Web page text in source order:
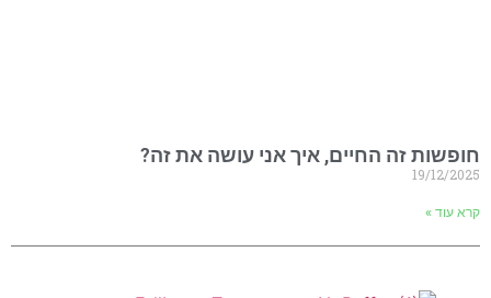
חופשות זה החיים, איך אני עושה את זה?
19/12/2025
קרא עוד »